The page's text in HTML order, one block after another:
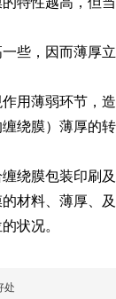
些，因而薄厚
用薄弱环节，
绕膜）薄厚的
绕膜包装印刷
材料、薄厚、
状况。
处